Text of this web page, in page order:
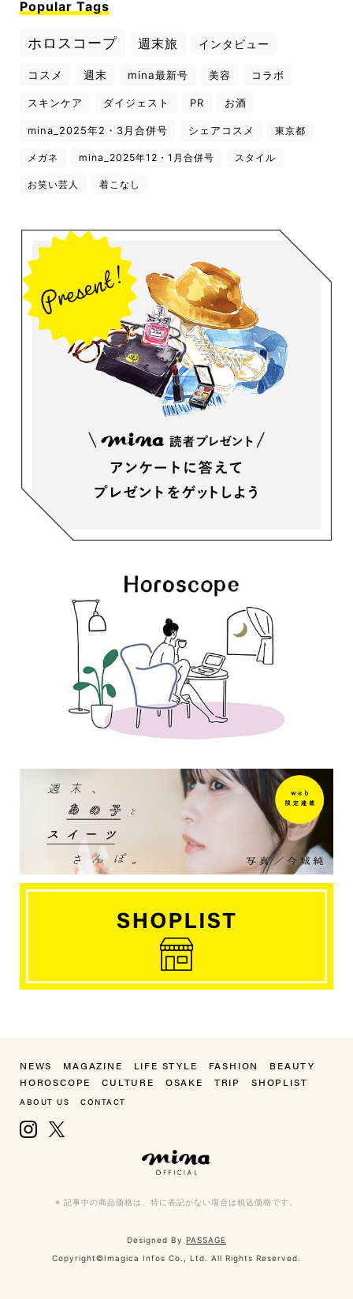
Popular Tags
ホロスコープ 週末旅 インタビュー
コスメ 週末 mina最新号 美容 コラボ
スキンケア ダイジェスト PR お酒
mina_2025年2・3月合併号 シェアコスメ 東京都
メガネ mina_2025年12・1月合併号 スタイル
お笑い芸人 着こなし
NEWS MAGAZINE LIFE STYLE FASHION
BEAUTY
HOROSCOPE
CULTURE OSAKE TRIP SHOPLIST
ABOUT US CONTACT
Instagram
※ 記事中の商品価格は、特に表記がない場合は税込価格です。
Designed By PASSAGE
Copyright©Imagica Infos Co., Ltd. All Rights Reserved.